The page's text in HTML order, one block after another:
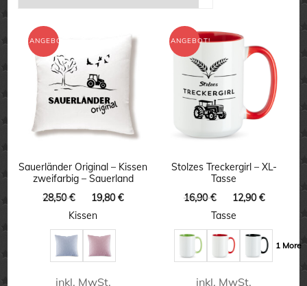
ANGEBOT!
Sauerländer Original – Kissen
zweifarbig – Sauerland
28,50€
Ursprünglicher
Preis
28,50 €
19,80€
Kissen
inkl. MwSt.
ANGEBOT!
Stolzes Treckergirl – XL-
Tasse
16,90€
Ursprünglicher
Preis
16,90 €
12,90€
12,90 €.
Tasse
1 More
inkl. MwSt.